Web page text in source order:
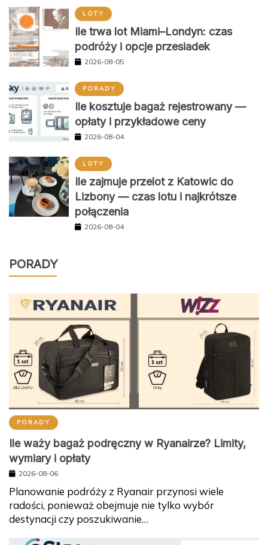
LOTY
Ile trwa lot Miami–Londyn: czas
podróży i opcje przesiadek
2026-08-05
PORADY
Ile kosztuje bagaż rejestrowany —
opłaty i przykładowe ceny
2026-08-04
LOTY
Ile zajmuje przelot z Katowic do
Lizbony — czas lotu i najkrótsze
połączenia
2026-08-04
PORADY
PORADY
Ile waży bagaż podręczny w Ryanairze? Limity,
wymiary i opłaty
2026-08-06
Planowanie podróży z Ryanair przynosi wiele
radości, ponieważ obejmuje nie tylko wybór
destynacji czy poszukiwanie…